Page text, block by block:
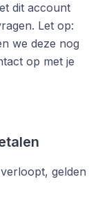
dit account
Let op:
we deze nog
op met je
gelden